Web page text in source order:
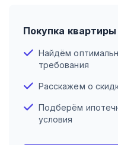
Покупка
Найдём
требования
Расскажем о
Подберём
условия